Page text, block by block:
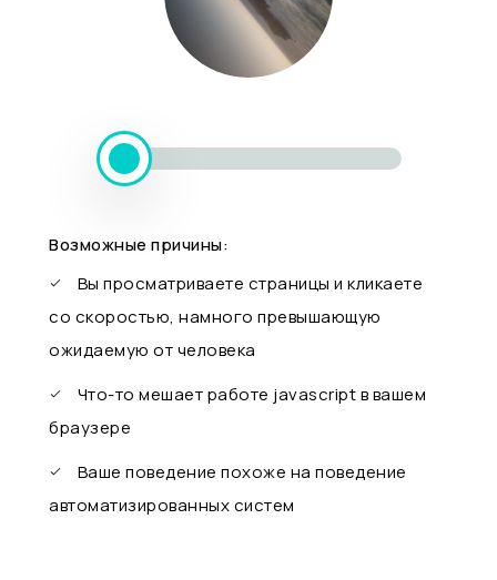
Возможные причины:
Вы просматриваете страницы и кликаете
со скоростью, намного превышающую
ожидаемую от человека
Что-то мешает работе javascript в вашем
браузере
Ваше поведение похоже на поведение
автоматизированных систем